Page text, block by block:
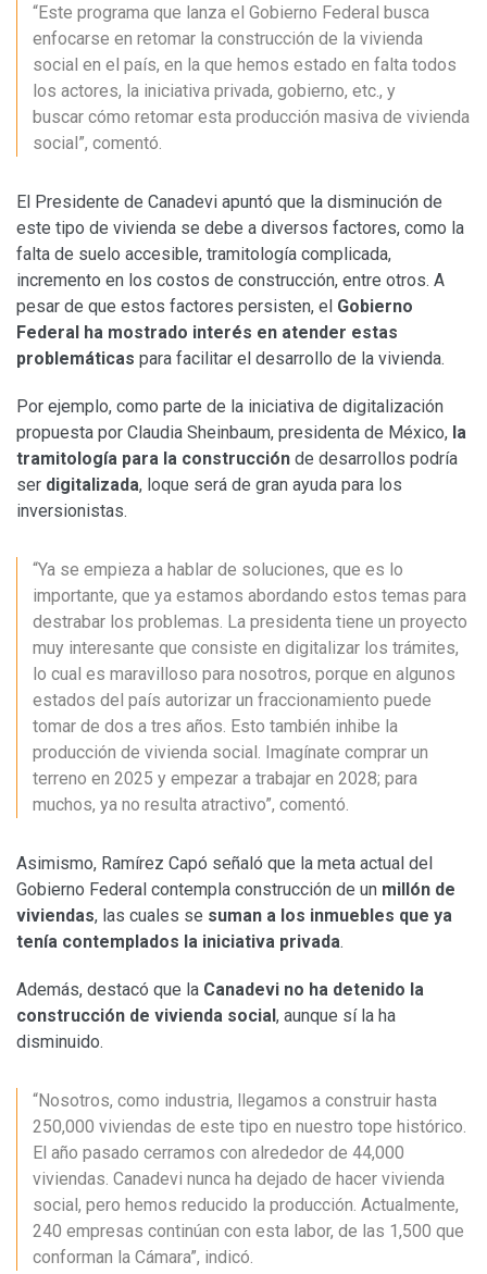
“Este programa que lanza el Gobierno Federal busca
enfocarse en retomar la construcción de la vivienda
social en el país, en la que hemos estado en falta todos
los actores, la iniciativa privada, gobierno, etc., y
buscar cómo retomar esta producción masiva de vivienda
social”, comentó.
El Presidente de Canadevi apuntó que la disminución de
este tipo de vivienda se debe a diversos factores, como la
falta de suelo accesible, tramitología complicada,
incremento en los costos de construcción, entre otros. A
pesar de que estos factores persisten, el Gobierno
Federal ha mostrado interés en atender estas
problemáticas para facilitar el desarrollo de la vivienda.
Por ejemplo, como parte de la iniciativa de digitalización
propuesta por Claudia Sheinbaum, presidenta de México, la
tramitología para la construcción de desarrollos podría
ser digitalizada, loque será de gran ayuda para los
inversionistas.
“Ya se empieza a hablar de soluciones, que es lo
importante, que ya estamos abordando estos temas para
destrabar los problemas. La presidenta tiene un proyecto
muy interesante que consiste en digitalizar los trámites,
lo cual es maravilloso para nosotros, porque en algunos
estados del país autorizar un fraccionamiento puede
tomar de dos a tres años. Esto también inhibe la
producción de vivienda social. Imagínate comprar un
terreno en 2025 y empezar a trabajar en 2028; para
muchos, ya no resulta atractivo”, comentó.
Asimismo, Ramírez Capó señaló que la meta actual del
Gobierno Federal contempla construcción de un millón de
viviendas, las cuales se suman a los inmuebles que ya
tenía contemplados la iniciativa privada.
Además, destacó que la Canadevi no ha detenido la
construcción de vivienda social, aunque sí la ha
disminuido.
“Nosotros, como industria, llegamos a construir hasta
250,000 viviendas de este tipo en nuestro tope histórico.
El año pasado cerramos con alrededor de 44,000
viviendas. Canadevi nunca ha dejado de hacer vivienda
social, pero hemos reducido la producción. Actualmente,
240 empresas continúan con esta labor, de las 1,500 que
conforman la Cámara”, indicó.